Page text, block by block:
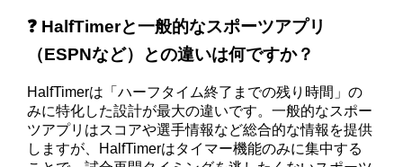
❓ HalfTimerと一般的なスポーツアプリ
（ESPNなど）との違いは何ですか？
HalfTimerは「ハーフタイム終了までの残り時間」の
みに特化した設計が最大の違いです。一般的なスポー
ツアプリはスコアや選手情報など総合的な情報を提供
しますが、HalfTimerはタイマー機能のみに集中する